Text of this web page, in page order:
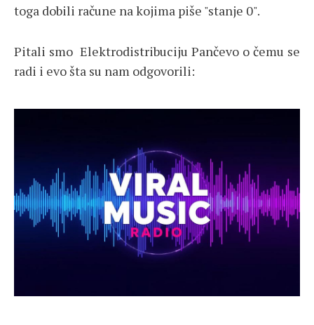
toga dobili račune na kojima piše "stanje 0".
Pitali smo Elektrodistribuciju Pančevo o čemu se
radi i evo šta su nam odgovorili: